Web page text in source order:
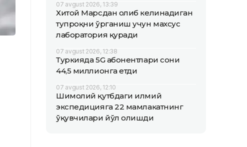
07 avgust 2026, 13:39
Хитой Марсдан олиб келинадиган
тупроқни ўрганиш учун махсус
лаборатория қуради
07 avgust 2026, 12:38
Туркияда 5G абонентлари сони
44,5 миллионга етди
07 avgust 2026, 12:10
Шимолий қутбдаги илмий
экспедицияга 22 мамлакатнинг
ўқувчилари йўл олишди